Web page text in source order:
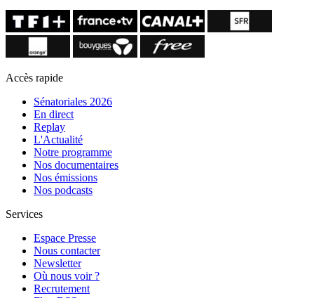
Accès rapide
Sénatoriales 2026
En direct
Replay
L'Actualité
Notre programme
Nos documentaires
Nos émissions
Nos podcasts
Services
Espace Presse
Nous contacter
Newsletter
Où nous voir ?
Recrutement